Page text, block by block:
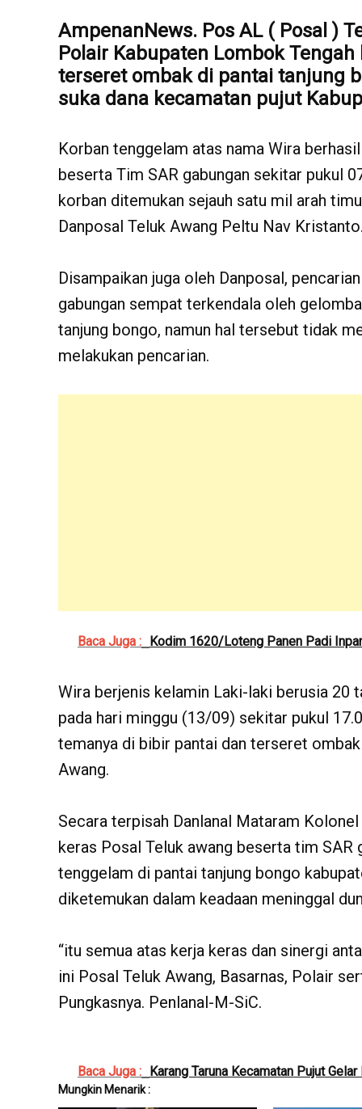
AmpenanNews. Pos AL ( Posal )
Polair Kabupaten Lombok
terseret ombak di pantai tanjung
suka dana kecamatan pujut
Korban tenggelam atas nama Wira
beserta Tim SAR gabungan sekitar pukul
korban ditemukan sejauh satu mil arah
Danposal Teluk Awang Peltu Nav
Disampaikan juga oleh Danposal,
gabungan sempat terkendala oleh
tanjung bongo, namun hal tersebut tidak
melakukan pencarian.
Baca Juga : Kodim 1620/Loteng Panen Padi
Wira berjenis kelamin Laki-laki berusia 20
pada hari minggu (13/09) sekitar pukul
temanya di bibir pantai dan terseret
Awang.
Secara terpisah Danlanal Mataram
keras Posal Teluk awang beserta tim SAR
tenggelam di pantai tanjung bongo
diketemukan dalam keadaan meninggal
“itu semua atas kerja keras dan sinergi
ini Posal Teluk Awang, Basarnas, Polair
Pungkasnya. Penlanal-M-SiC.
Baca Juga : Karang Taruna Kecamatan Pujut
Mungkin Menarik :